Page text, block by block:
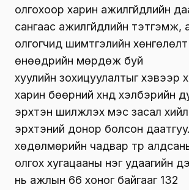
олгохоор харин ажилгүйдлийн
сангаас ажилгүйдлийн тэтгэмж,
олгогчид шимтгэлийн хөнгөлөлт
өнөөдрийн мөрдөж буй
хуулийн зохицуулалтыг хэвээр
харин бөөрний хүнд хэлбэрийн
эрхтэн шилжүүлэх мэс засал
эрхтэний донор болсон
хөдөлмөрийн чадвар түр
олгох хугацааны нэг удаагийн
нь ажлын 66 хоног байгааг132